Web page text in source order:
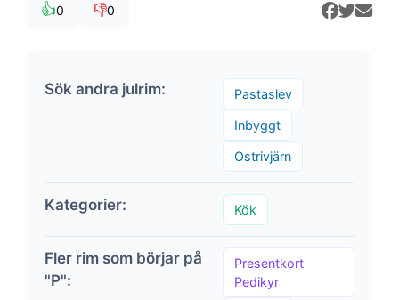
👍0 👎0
Sök andra julrim: Pastaslev
Inbyggt
Ostrivjärn
Kategorier: Kök
Fler rim som börjar på
"P":
Presentkort
Pedikyr